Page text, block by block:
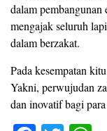
dalam
mengajak seluruh
dalam berzakat.
Pada kesempatan
Yakni, perwujudan
dan inovatif bagi